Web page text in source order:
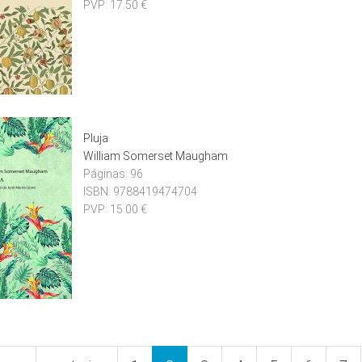
PVP: 17.50 €
Pluja
William Somerset Maugham
Páginas: 96
ISBN: 9788419474704
PVP: 15.00 €